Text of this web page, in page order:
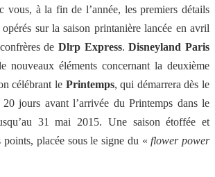
vous, à la fin de l’année, les premiers détails
sur la saison printanière lancée en avril
de Dlrp Express.Disneyland Paris
nouveaux éléments concernant la deuxième
célébrant le Printemps, qui démarrera dès le
jours avant l’arrivée du Printemps dans le
31 mai 2015. Une saison étoffée et
points, placée sous le signe du «flower power